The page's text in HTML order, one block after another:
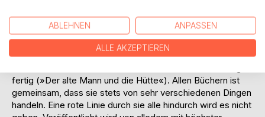
Abschluss und befinden sich mehrere Romane in Arbeit,
einer davon mit Dokumentationscharakter. Hier ist das
Feuer Thema, das Feuer des Menschen seit dem
allerersten bewussten Entfachen eines Lagerfeuers vor
fertig (»Der alte Mann und die Hütte«). Allen Büchern ist
gemeinsam, dass sie stets von sehr verschiedenen Dingen
handeln. Eine rote Linie durch sie alle hindurch wird es nicht
ABLEHNEN ANPASSEN
ALLE AKZEPTIEREN